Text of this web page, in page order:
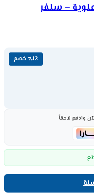
علوية – سلفر
٪12 خصم
وادفع لاحقاً